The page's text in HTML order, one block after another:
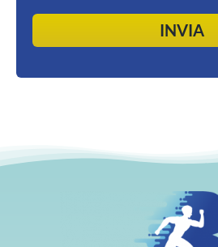
INVIA